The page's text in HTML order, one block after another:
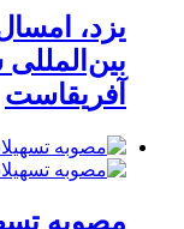
یزد،
آفریقاست
مصوبه